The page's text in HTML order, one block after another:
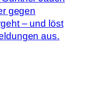
gegen
– und löst
aus.